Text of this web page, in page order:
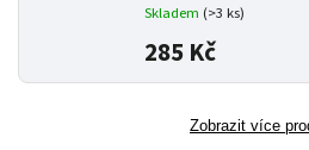
Skladem (>3 ks)
285 Kč
Zobrazit více